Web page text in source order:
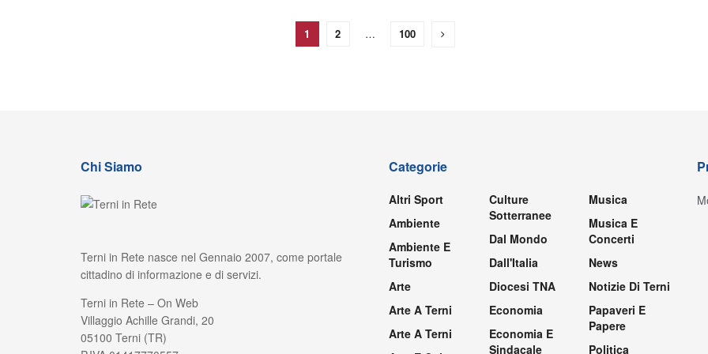
1 2 … 100
Chi Siamo
Terni in Rete nasce nel Gennaio 2007, come portale
cittadino di informazione e di servizi.
Terni in Rete – On Web
Villaggio Achille Grandi, 20
05100 Terni (TR)
Categorie
Altri Sport
Ambiente
Ambiente E
Turismo
Arte
Arte A Terni
Arte A Terni
Culture
Sotterranee
Dal Mondo
Dall'Italia
Diocesi TNA
Economia
Economia E
Sindacale
Musica
Musica E
Concerti
News
Notizie Di Terni
Papaveri E
Papere
Politica